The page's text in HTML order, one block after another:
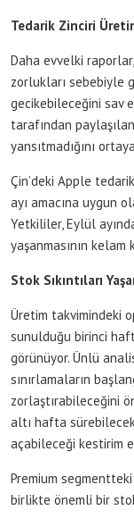
Tedarik Zinciri
Daha evvelki
zorlukları sebebiyle
gecikebileceğini sav
tarafından
yansıtmadığını
Çin’deki Apple
ayı amacına uygun
Yetkililer, Eylül
yaşanmasının kelam
Stok Sıkıntıları
Üretim takvimindeki
sunulduğu birinci
görünüyor. Ünlü
sınırlamaların
zorlaştırabileceğini
altı hafta
açabileceği kestirim
Premium segmentteki
birlikte önemli bir